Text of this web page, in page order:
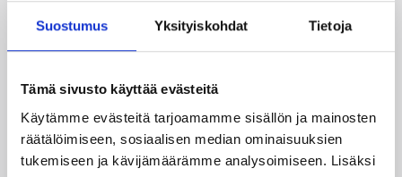
Suostumus Yksityiskohdat Tietoja
Tämä sivusto käyttää evästeitä
Käytämme evästeitä tarjoamamme sisällön ja mainosten
räätälöimiseen, sosiaalisen median ominaisuuksien
tukemiseen ja kävijämäärämme analysoimiseen. Lisäksi
levypallon ja 1,3 syötön keskiarvoilla.
Kesällä Muurinen kuului jälleen kerran Susiengin
kantaviin voimiin, kun Suomi taisteli toisen kerran
peräkkäin itsensä EM-kisojen yhdeksännelle sijalle.
Muurinen on pelannut kaikkiaan 145 miesten